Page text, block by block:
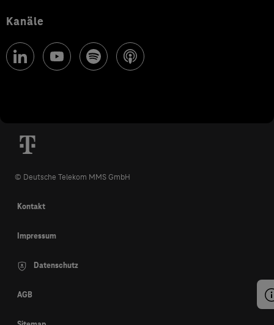
Kanäle
© Deutsche Telekom MMS GmbH
Kontakt
Impressum
Datenschutz
AGB